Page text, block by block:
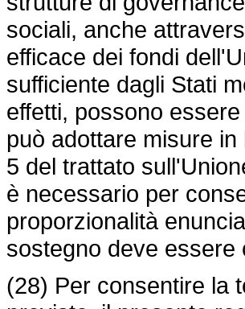
sociali, anche
efficace dei fondi
sufficiente dagli Stati
effetti, possono
può adottare misure
5 del trattato
è necessario per
proporzionalità
sostegno deve
(28) Per consentire la